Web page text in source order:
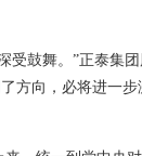
受鼓舞。”正泰集
方向，必将进一步